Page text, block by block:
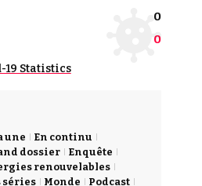
0
0
19 Statistics
une
En continu
dossier
Enquête
renouvelables
séries
Monde Podcast